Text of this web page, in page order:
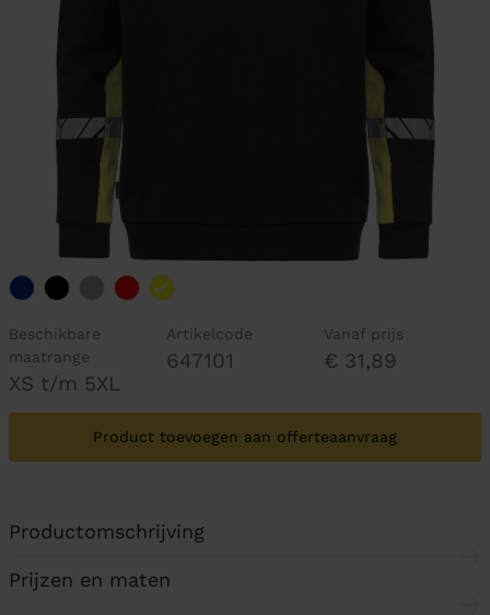
Beschikbare
maatrange
XS t/m 5XL
Artikelcode
647101
Vanaf prijs
€ 31,89
Product toevoegen aan offerteaanvraag
Productomschrijving
Prijzen en maten